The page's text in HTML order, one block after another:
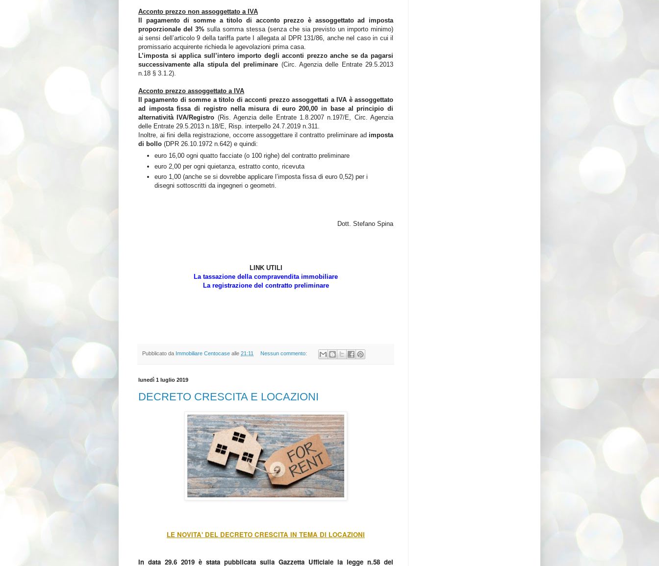
Acconto prezzo non assoggettato a IVA
Il pagamento di somme a titolo di acconto prezzo è assoggettato ad imposta
proporzionale del 3% sulla somma stessa (senza che sia previsto un importo minimo)
ai sensi dell’articolo 9 della tariffa parte I allegata al DPR 131/86, anche nel caso in cui il
promissario acquirente richieda le agevolazioni prima casa.
L’imposta si applica sull’intero importo degli acconti prezzo anche se da pagarsi
successivamente alla stipula del preliminare (Circ. Agenzia delle Entrate 29.5.2013
n.18 § 3.1.2).
Acconto prezzo assoggettato a IVA
Il pagamento di somme a titolo di acconti prezzo assoggettati a IVA è assoggettato
ad imposta fissa di registro nella misura di euro200,00 in base al principio di
alternatività IVA/Registro (Ris. Agenzia delle Entrate 1.8.2007 n.197/E, Circ. Agenzia
delle Entrate 29.5.2013 n.18/E, Risp. interpello 24.7.2019 n.311.
Inoltre, ai fini della registrazione, occorre assoggettare il contratto preliminare ad imposta
di bollo (DPR 26.10.1972 n.642) e quindi:
euro 16,00 ogni quatto facciate (o 100 righe) del contratto preliminare
euro 2,00 per ogni quietanza, estratto conto, ricevuta
euro 1,00 (anche se si dovrebbe applicare l’imposta fissa di euro 0,52) per i
disegni sottoscritti da ingegneri o geometri.
Dott. Stefano Spina
LINK UTILI
La tassazione della compravendita immobiliare
La registrazione del contratto preliminare
Pubblicato da Immobiliare Centocase alle 21:11 Nessun commento:
lunedì 1 luglio 2019
DECRETO CRESCITA E LOCAZIONI
LE NOVITA' DEL DECRETO CRESCITA IN TEMA DI LOCAZIONI
In data 29.6 2019 è stata pubblicata sulla Gazzetta Ufficiale la legge n.58 del